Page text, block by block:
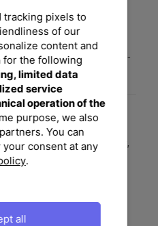
aus Anthrazit und
der Essgruppe einen
Charakter. Das markante X-
Look und macht den
Ihres Außenbereichs.
Esstisch, anthrazit/natur,
240 x 103 x 75 cm
Klappstuhl, anthrazit,
tracking pixels to
of our
content and
for the following
limited data
service
operation of the
purpose, we also
You can
consent at any
.
all